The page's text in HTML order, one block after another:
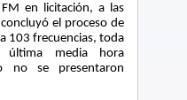
en licitación, a las
el proceso de
103 frecuencias, toda
media hora
no se presentaron